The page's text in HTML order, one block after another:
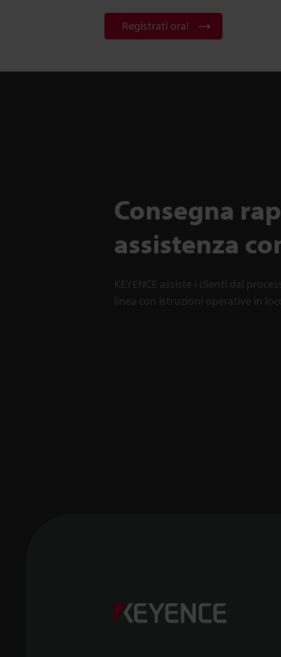
Registrati ora!
Consegna
assistenza
KEYENCE assiste i clienti dal
linea con istruzioni operative in